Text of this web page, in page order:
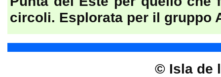
circoli. Esplorata per il gruppo
© Isla de